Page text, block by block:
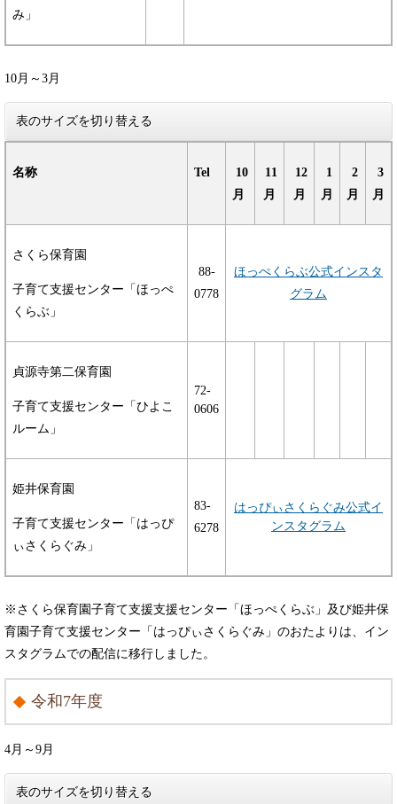
み」
10月～3月
表のサイズを切り替える
名称 Tel
10
月
11
月
12
月
1
月
2
月
3
月
さくら保育園
子育て支援センター「ほっぺ
くらぶ」
88-
0778
ほっぺくらぶ公式インスタ
グラム
貞源寺第二保育園
子育て支援センター「ひよこ
ルーム」
​72-
0606
姫井保育園
子育て支援センター「はっぴ
ぃさくらぐみ」
83-
6278
はっぴぃさくらぐみ公式イ
ンスタグラム
※さくら保育園子育て支援支援センター「ほっぺくらぶ」及び姫井保
育園子育て支援センター「はっぴぃさくらぐみ」のおたよりは、イン
スタグラムでの配信に移行しました。
令和7年度
4月～9月
表のサイズを切り替える